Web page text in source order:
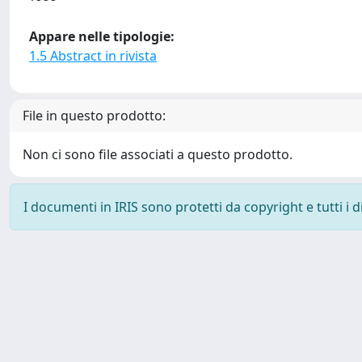
Appare nelle tipologie:
1.5 Abstract in rivista
File in questo prodotto:
Non ci sono file associati a questo prodotto.
I documenti in IRIS sono protetti da copyright e tutti i